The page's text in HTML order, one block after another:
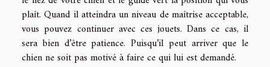
plaît. Quand il atteindra un niveau de maîtrise acceptable,
vous pouvez continuer avec ces jouets. Dans ce cas, il
sera bien d’être patience. Puisqu’il peut arriver que le
chien ne soit pas motivé à faire ce qui lui est demandé.